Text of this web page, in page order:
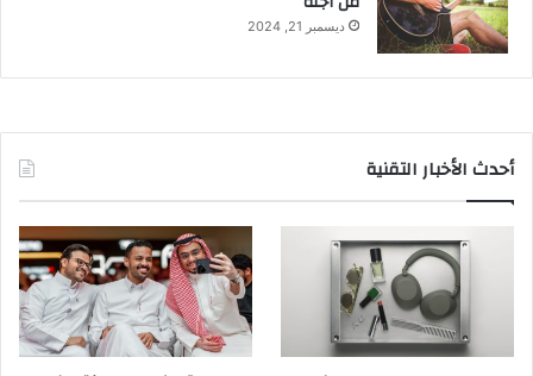
ديسمبر 21, 2024
أحدث الأخبار التقنية